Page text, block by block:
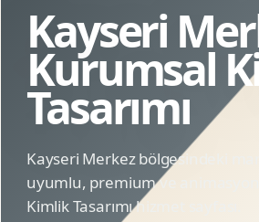
Kayseri
Kurumsal
Tasarımı
Kayseri Merkez bölgesindeki
uyumlu, premium ve
Kimlik Tasarımı hizmet sayfası.